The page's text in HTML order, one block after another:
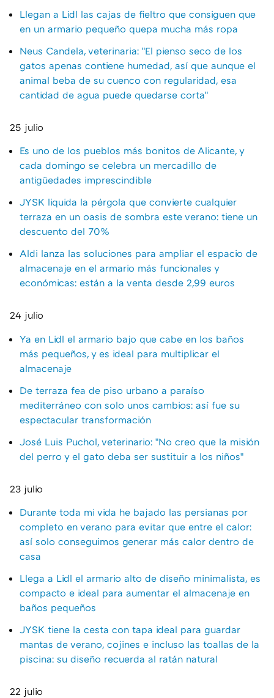
Llegan a Lidl las cajas de fieltro que consiguen que
en un armario pequeño quepa mucha más ropa
Neus Candela, veterinaria: "El pienso seco de los
gatos apenas contiene humedad, así que aunque el
animal beba de su cuenco con regularidad, esa
cantidad de agua puede quedarse corta"
25 julio
Es uno de los pueblos más bonitos de Alicante, y
cada domingo se celebra un mercadillo de
antigüedades imprescindible
JYSK liquida la pérgola que convierte cualquier
terraza en un oasis de sombra este verano: tiene un
descuento del 70%
Aldi lanza las soluciones para ampliar el espacio de
almacenaje en el armario más funcionales y
económicas: están a la venta desde 2,99 euros
24 julio
Ya en Lidl el armario bajo que cabe en los baños
más pequeños, y es ideal para multiplicar el
almacenaje
De terraza fea de piso urbano a paraíso
mediterráneo con solo unos cambios: así fue su
espectacular transformación
José Luis Puchol, veterinario: "No creo que la misión
del perro y el gato deba ser sustituir a los niños"
23 julio
Durante toda mi vida he bajado las persianas por
completo en verano para evitar que entre el calor:
así solo conseguimos generar más calor dentro de
casa
Llega a Lidl el armario alto de diseño minimalista, es
compacto e ideal para aumentar el almacenaje en
baños pequeños
JYSK tiene la cesta con tapa ideal para guardar
mantas de verano, cojines e incluso las toallas de la
piscina: su diseño recuerda al ratán natural
22 julio